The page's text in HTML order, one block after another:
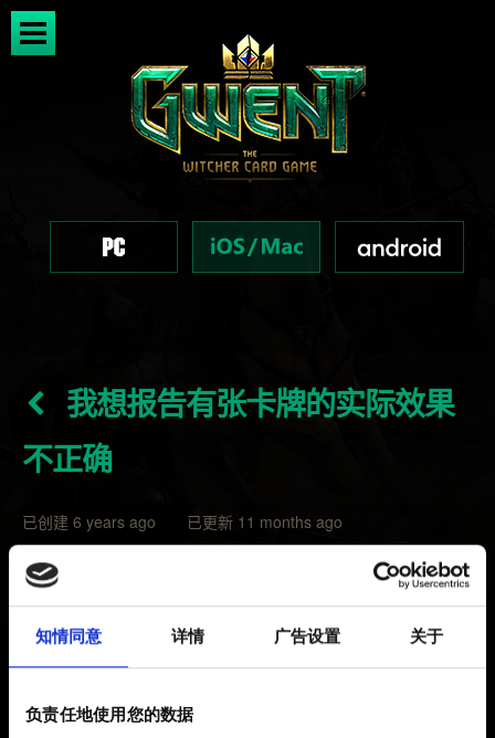
知情同意 详情 广告设置 关于
负责任地使用您的数据
我想报告有张卡牌的实际效果
不正确
已创建 6 years ago 已更新 11 months ago
首先，请确认这是否是它本该有的效果。例如，如果历变
卡牌未在第 3 小局变化，请确认是否满足“赤诚”要求（如
果您的起始牌组没有中立牌，则触发能力）。
正确：https://forums.cdprojektred.com